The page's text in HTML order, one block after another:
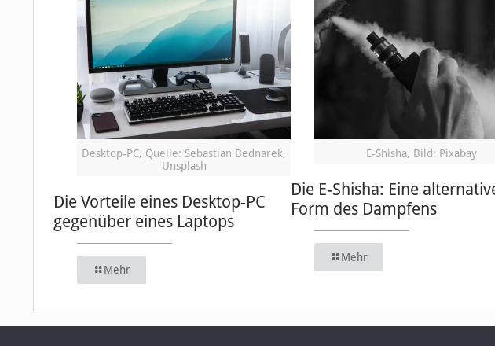
Desktop-PC, Quelle: Sebastian Bednarek,
Unsplash
Die Vorteile eines Desktop-PC
gegenüber eines Laptops
Mehr
E-Shisha, Bild: Pixabay
Die E-Shisha: Eine
Form des Dampfens
Mehr